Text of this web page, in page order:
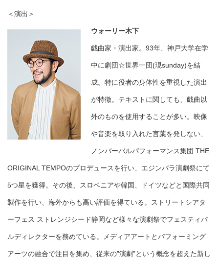
＜演出＞
ウォーリー木下
戯曲家・演出家。93年、神戸大学在学
中に劇団☆世界一団(現sunday)を結
成。特に役者の身体性を重視した演出
が特徴。テキストに関しても、戯曲以
外のものを使用することが多い。映像
や音楽を取り入れた言葉を発しない、
ノンバーバルパフォーマンス集団 THE
ORIGINAL TEMPOのプロデュースを行い、エジンバラ演劇祭にて
5つ星を獲得。その後、スロベニアや韓国、ドイツなどと国際共同
製作を行い、海外からも高い評価を得ている。ストリートシアタ
ーフェス ストレンジシード静岡など様々な演劇祭でフェスティバ
ルディレクターを務めている。メディアアートとパフォーミング
アーツの融合で注目を集め、従来の”演劇”という概念を超えた新し